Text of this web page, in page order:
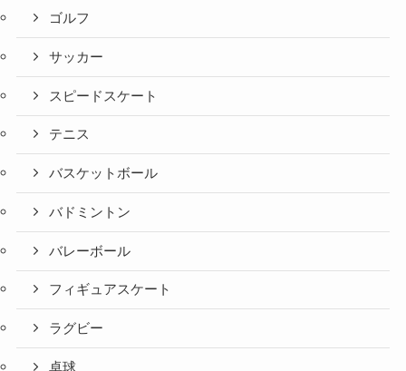
ゴルフ
サッカー
スピードスケート
テニス
バスケットボール
バドミントン
バレーボール
フィギュアスケート
ラグビー
卓球